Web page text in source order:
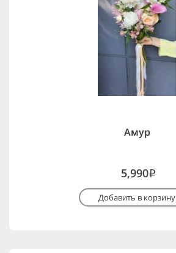
Амур
5,990i
Добавить в корзину